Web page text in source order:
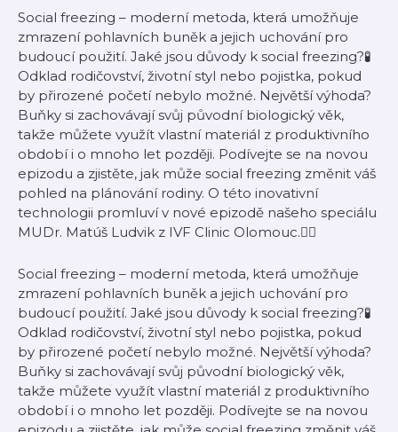
Social freezing – moderní metoda, která umožňuje
zmrazení pohlavních buněk a jejich uchování pro
budoucí použití. Jaké jsou důvody k social freezing?🧪
Odklad rodičovství, životní styl nebo pojistka, pokud
by přirozené početí nebylo možné. Největší výhoda?
Buňky si zachovávají svůj původní biologický věk,
takže můžete využít vlastní materiál z produktivního
období i o mnoho let později. Podívejte se na novou
epizodu a zjistěte, jak může social freezing změnit váš
pohled na plánování rodiny. O této inovativní
technologii promluví v nové epizodě našeho speciálu
MUDr. Matúš Ludvik z IVF Clinic Olomouc.👨‍⚕️
Social freezing – moderní metoda, která umožňuje
zmrazení pohlavních buněk a jejich uchování pro
budoucí použití. Jaké jsou důvody k social freezing?🧪
Odklad rodičovství, životní styl nebo pojistka, pokud
by přirozené početí nebylo možné. Největší výhoda?
Buňky si zachovávají svůj původní biologický věk,
takže můžete využít vlastní materiál z produktivního
období i o mnoho let později. Podívejte se na novou